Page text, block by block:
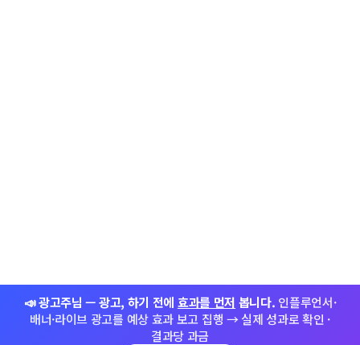
📣 광고주님 — 광고, 하기 전에 효과를 먼저 봅니다. 인플루언서·
배너·라이브 광고를 예상 효과 보고 집행 → 실제 성과로 확인 ·
결과당 과금